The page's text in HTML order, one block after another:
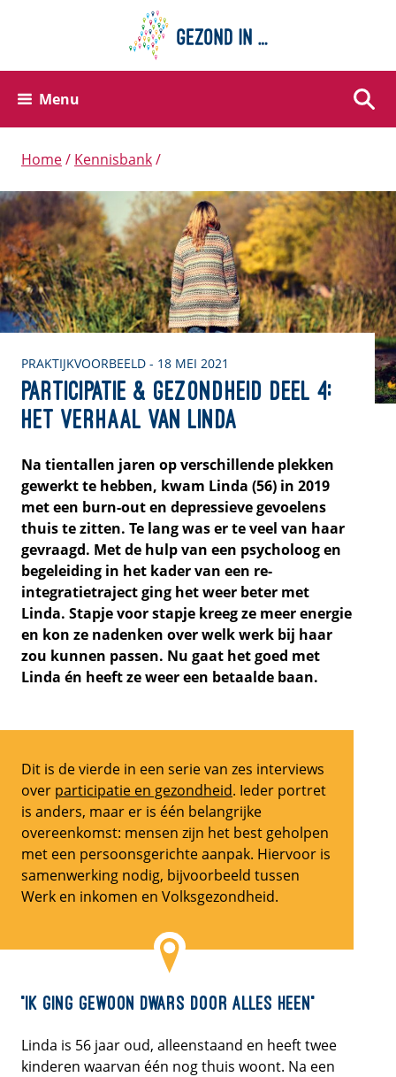
Menu
Home Kennisbank
PRAKTIJKVOORBEELD - 18 MEI 2021
Participatie & Gezondheid deel 4:
het verhaal van Linda
Na tientallen jaren op verschillende plekken
gewerkt te hebben, kwam Linda (56) in 2019
met een burn-out en depressieve gevoelens
thuis te zitten. Te lang was er te veel van haar
gevraagd. Met de hulp van een psycholoog en
begeleiding in het kader van een re-
integratietraject ging het weer beter met
Linda. Stapje voor stapje kreeg ze meer energie
en kon ze nadenken over welk werk bij haar
zou kunnen passen. Nu gaat het goed met
Linda én heeft ze weer een betaalde baan.
Dit is de vierde in een serie van zes interviews
over participatie en gezondheid. Ieder portret
is anders, maar er is één belangrijke
overeenkomst: mensen zijn het best geholpen
met een persoonsgerichte aanpak. Hiervoor is
samenwerking nodig, bijvoorbeeld tussen
Werk en inkomen en Volksgezondheid.
“Ik ging gewoon dwars door alles heen”
Linda is 56 jaar oud, alleenstaand en heeft twee
kinderen waarvan één nog thuis woont. Na een